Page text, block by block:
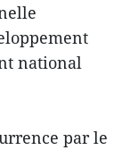
national
par le